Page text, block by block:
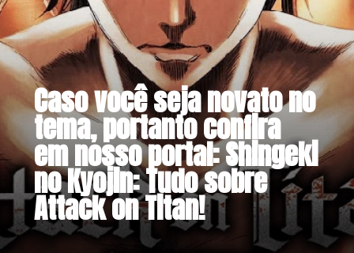
Caso você seja novato no
tema, portanto confira
em nosso portal: Shingeki
no Kyojin: Tudo sobre
Attack on Titan!